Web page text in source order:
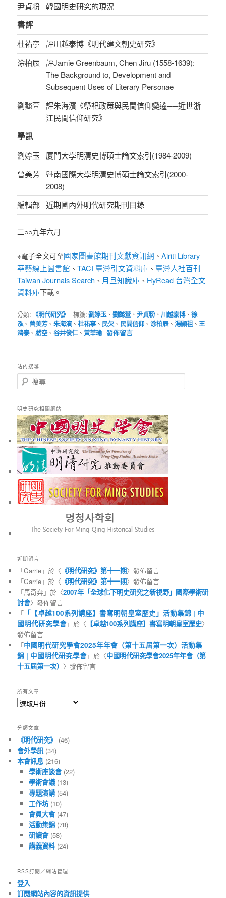
尹貞粉 韓國明史研究的現況
書評
杜祐寧 評川越泰博《明代建文朝史研究》
涂柏辰 評Jamie Greenbaum, Chen Jiru (1558-1639):
The Background to, Development and
Subsequent Uses of Literary Personae
劉懿萱 評朱海濱《祭祀政策與民間信仰變遷──近世浙
江民間信仰研究》
學訊
劉婷玉
廈門大學明清史博碩士論文索引(1984-2009)
曾美芳
暨南國際大學明清史博碩士論文索引(2000-
2008)
編輯部 近期國內外明代研究期刊目錄
二○○九年六月
※電子全文可至國家圖書館期刊文獻資訊網 、Airiti Library
華藝線上圖書館 、TACI 臺灣引文資料庫 、 臺灣人社百刊
Taiwan Journals Search 、 月旦知識庫 、 HyRead 台灣全文
資料庫下載。
分類: 《明代研究》 |標籤:劉婷玉、劉懿萱、尹貞粉、 川越泰博、徐
泓、 曾美芳、朱海濱、杜祐寧、 民欠 、 民間信仰 、涂柏辰、湯顯祖 、王
鴻泰、虧空、谷井俊仁、黃莘瑜 |發佈留言
站內搜尋
搜
尋
明史研究相關網站
近期留言
「Carrie」於〈 《明代研究》第十一期〉發佈留言
「Carrie」於〈 《明代研究》第十一期〉發佈留言
「馬奇奔」於〈2007年「全球化下明史研究之新視野」國際學術研
討會〉發佈留言
「 「【卓越100系列講座】書寫明朝皇室歷史」活動集錦 | 中
國明代研究學會」於〈 【卓越100系列講座】書寫明朝皇室歷史〉
發佈留言
「中國明代研究學會2025年年會（第十五屆第一次）活動集
錦 | 中國明代研究學會」於〈中國明代研究學會2025年年會（第
十五屆第一次） 〉發佈留言
所有文章
所
章
分類文章
《明代研究》 (46)
會外學訊(34)
本會訊息 (216)
學術座談會(22)
學術會議(13)
專題演講(54)
工作坊(10)
會員大會(47)
活動集錦(78)
研讀會(58)
講義資料(24)
RSS訂閱／網站管理
登入
訂閱網站內容的資訊提供